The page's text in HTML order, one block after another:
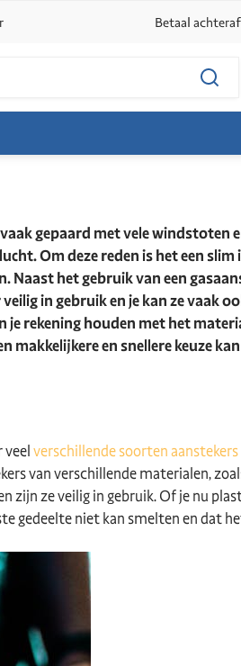
Betaal
gepaard met vele windstoten
Om deze reden is het een slim
Naast het gebruik van een
in gebruik en je kan ze vaak
je rekening houden met het
makkelijkere en snellere keuze
verschillende soorten aanstekers
van verschillende materialen,
zijn ze veilig in gebruik. Of je nu
gedeelte niet kan smelten en dat